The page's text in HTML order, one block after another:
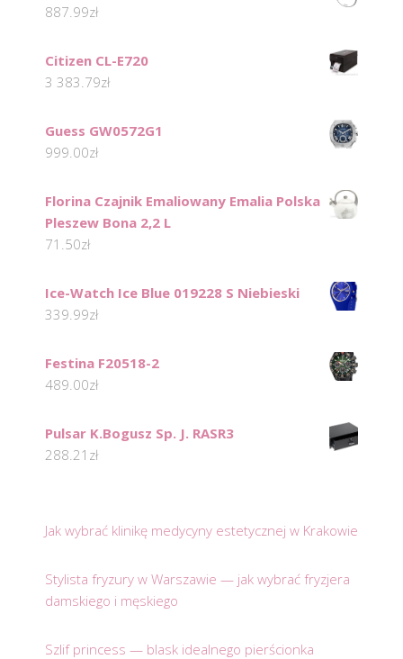
887.99zł
Citizen CL-E720
3 383.79zł
Guess GW0572G1
999.00zł
Florina Czajnik Emaliowany Emalia Polska
Pleszew Bona 2,2 L
71.50zł
Ice-Watch Ice Blue 019228 S Niebieski
339.99zł
Festina F20518-2
489.00zł
Pulsar K.Bogusz Sp. J. RASR3
288.21 zł
Jak wybrać klinikę medycyny estetycznej w Krakowie
Stylista fryzury w Warszawie — jak wybrać fryzjera
damskiego i męskiego
Szlif princess — blask idealnego pierścionka